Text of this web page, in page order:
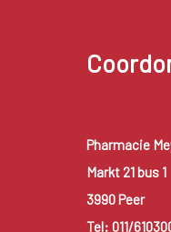
Pharmacie
Markt 21 bus 1
3990 Peer
Tel: 011/